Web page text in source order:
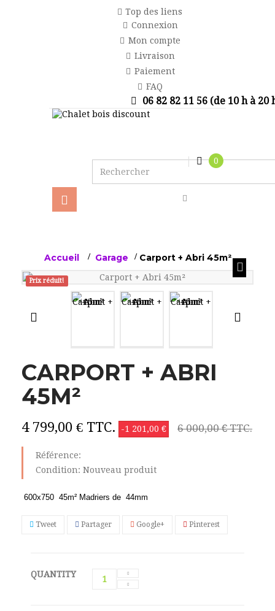
Top des liens
Connexion
Mon compte
Livraison
Paiement
FAQ
06 82 82 11 56 (de 10 h à 20
Basculer
la
0
Accueil > Garage > Carport + Abri 45m²
Prix ​​réduit!
CARPORT + ABRI
45M²
4 799,00 € TTC. -1 201,00 € 6 000,00 €TTC.
Référence:
Condition: Nouveau produit
600x750 45m² Madriers de 44mm
Tweet Partager Google+ Pinterest
QUANTITY